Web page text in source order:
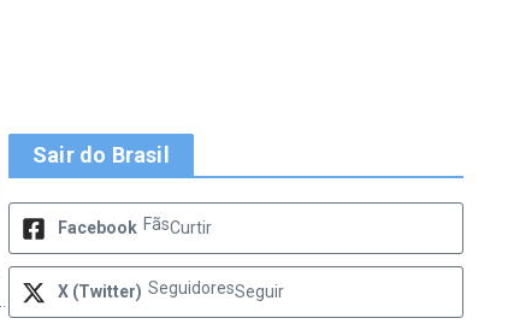
Sair do Brasil
Facebook FãsCurtir
X (Twitter) SeguidoresSeguir